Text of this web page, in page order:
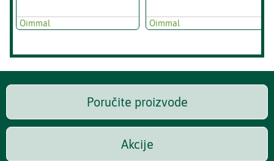
Oimmal Oimmal
Poručite proizvode
Akcije